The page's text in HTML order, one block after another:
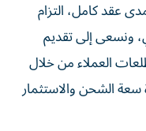
عقد كامل، التزام
ونسعى إلى تقديم
العملاء من خلال
سعة الشحن والاستثمار